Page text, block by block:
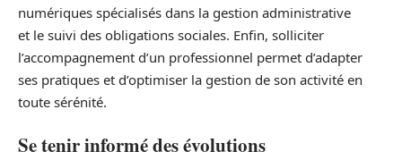
numériques spécialisés dans la gestion administrative
et le suivi des obligations sociales. Enfin, solliciter
l’accompagnement d’un professionnel permet d’adapter
ses pratiques et d’optimiser la gestion de son activité en
toute sérénité.
Se tenir informé des évolutions